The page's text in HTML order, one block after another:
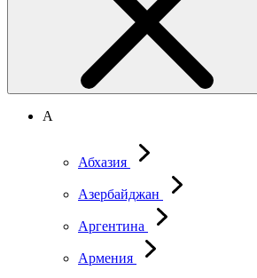
А
Абхазия
Азербайджан
Аргентина
Армения